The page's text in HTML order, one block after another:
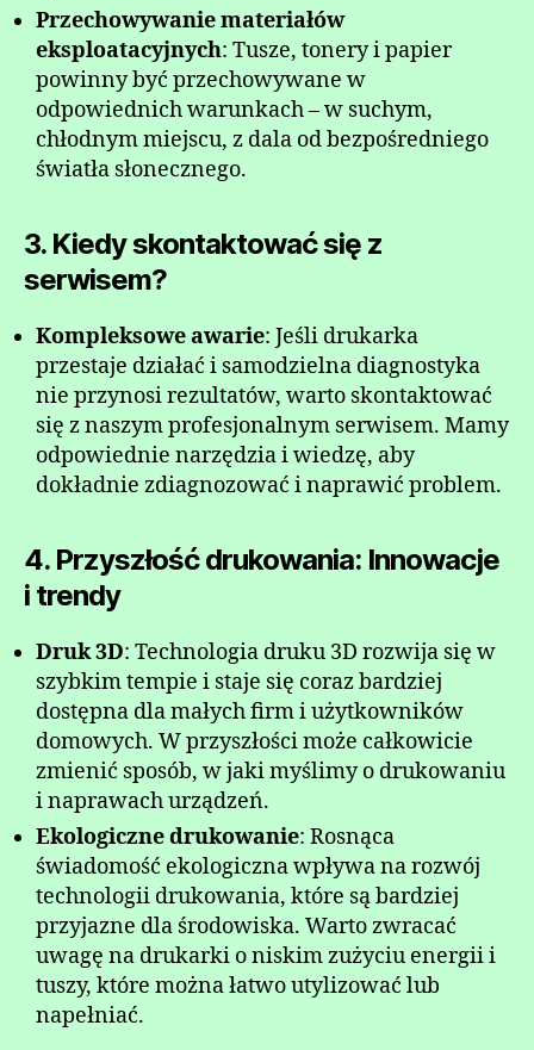
Przechowywanie materiałów
eksploatacyjnych: Tusze, tonery i papier
powinny być przechowywane w
odpowiednich warunkach – w suchym,
chłodnym miejscu, z dala od bezpośredniego
światła słonecznego.
3. Kiedy skontaktować się z
serwisem?
Kompleksowe awarie: Jeśli drukarka
przestaje działać i samodzielna diagnostyka
nie przynosi rezultatów, warto skontaktować
się z naszym profesjonalnym serwisem. Mamy
odpowiednie narzędzia i wiedzę, aby
dokładnie zdiagnozować i naprawić problem.
4. Przyszłość drukowania: Innowacje
i trendy
Druk 3D: Technologia druku 3D rozwija się w
szybkim tempie i staje się coraz bardziej
dostępna dla małych firm i użytkowników
domowych. W przyszłości może całkowicie
zmienić sposób, w jaki myślimy o drukowaniu
i naprawach urządzeń.
Ekologiczne drukowanie: Rosnąca
świadomość ekologiczna wpływa na rozwój
technologii drukowania, które są bardziej
przyjazne dla środowiska. Warto zwracać
uwagę na drukarki o niskim zużyciu energii i
tuszy, które można łatwo utylizować lub
napełniać.